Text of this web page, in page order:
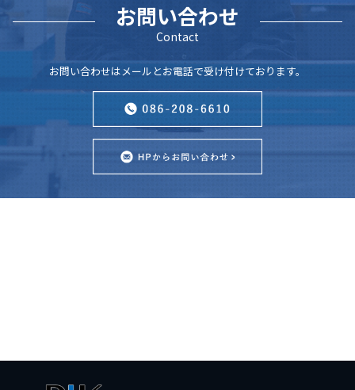
お問い合わせ
Contact
お問い合わせはメールとお電話で受け付けております。